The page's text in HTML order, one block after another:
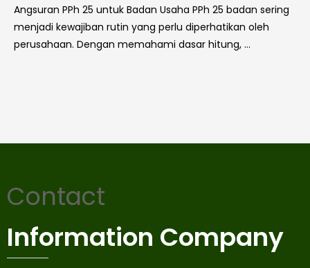
Angsuran PPh 25 untuk Badan Usaha PPh 25 badan sering
menjadi kewajiban rutin yang perlu diperhatikan oleh
perusahaan. Dengan memahami dasar hitung, …
Contact
Information Company